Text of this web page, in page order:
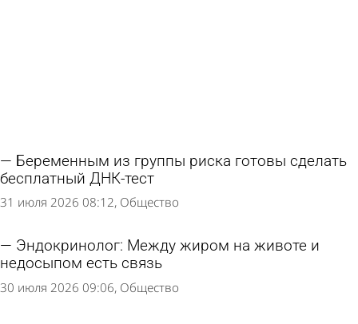
Беременным из группы риска готовы сделать
бесплатный ДНК-тест
31 июля 2026 08:12 Общество
Эндокринолог: Между жиром на животе и
недосыпом есть связь
30 июля 2026 09:06 Общество